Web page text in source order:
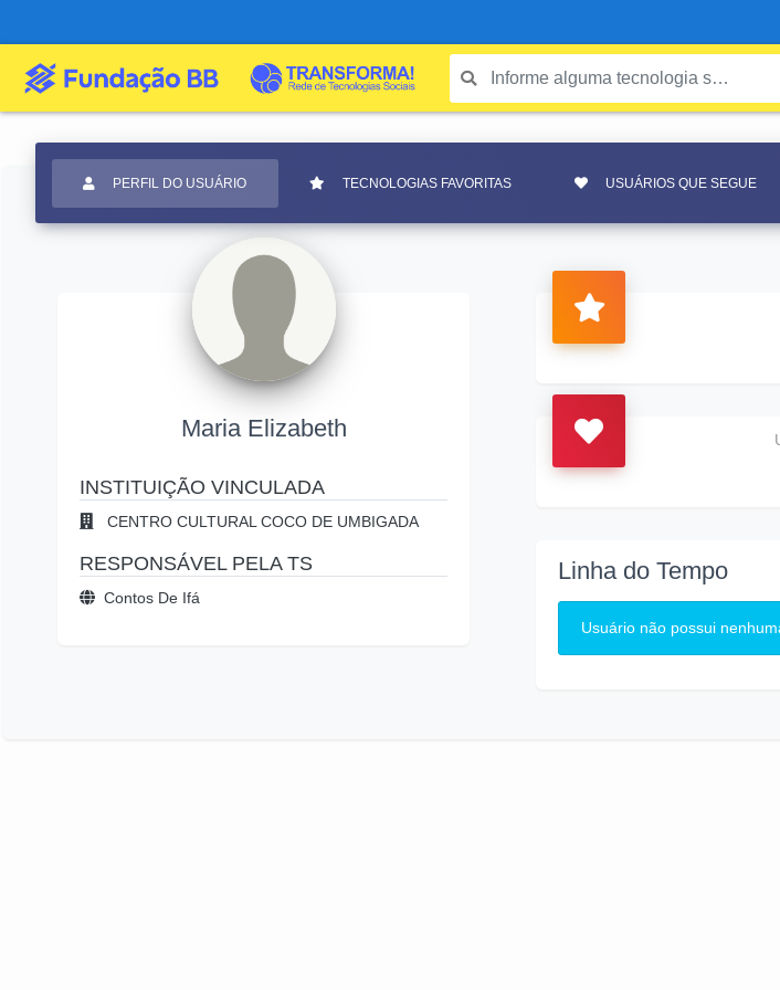
PERFIL DO USUÁRIO TECNOLOGIAS FAVORITAS USUÁRIOS QUE SEGUE
Maria Elizabeth
INSTITUIÇÃO VINCULADA
CENTRO CULTURAL COCO DE UMBIGADA
RESPONSÁVEL PELA TS
Contos De Ifá
Linha do Tempo
Usuário não possui